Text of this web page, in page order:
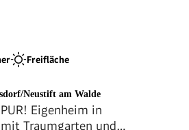
Freifläche
Neustift am Walde
PUR! Eigenheim in
Traumgarten und